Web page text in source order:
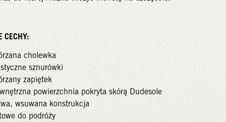
CECHY:
cholewka
sznurówki
zapiętek
powierzchnia pokryta skórą Dudesole
wsuwana konstrukcja
do podróży